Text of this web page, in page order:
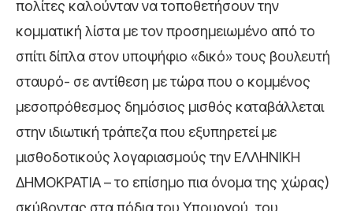
πολίτες καλούνταν να τοποθετήσουν την
κομματική λίστα με τον προσημειωμένο από το
σπίτι δίπλα στον υποψήφιο «δικό» τους βουλευτή
σταυρό- σε αντίθεση με τώρα που ο κομμένος
μεσοπρόθεσμος δημόσιος μισθός καταβάλλεται
στην ιδιωτική τράπεζα που εξυπηρετεί με
μισθοδοτικούς λογαριασμούς την ΕΛΛΗΝΙΚΗ
ΔΗΜΟΚΡΑΤΙΑ – το επίσημο πια όνομα της χώρας)
σκύβοντας στα πόδια του Υπουργού, του